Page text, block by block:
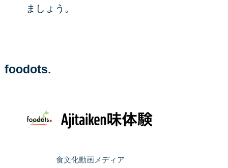
ましょう。
foodots.
食文化動画メディア